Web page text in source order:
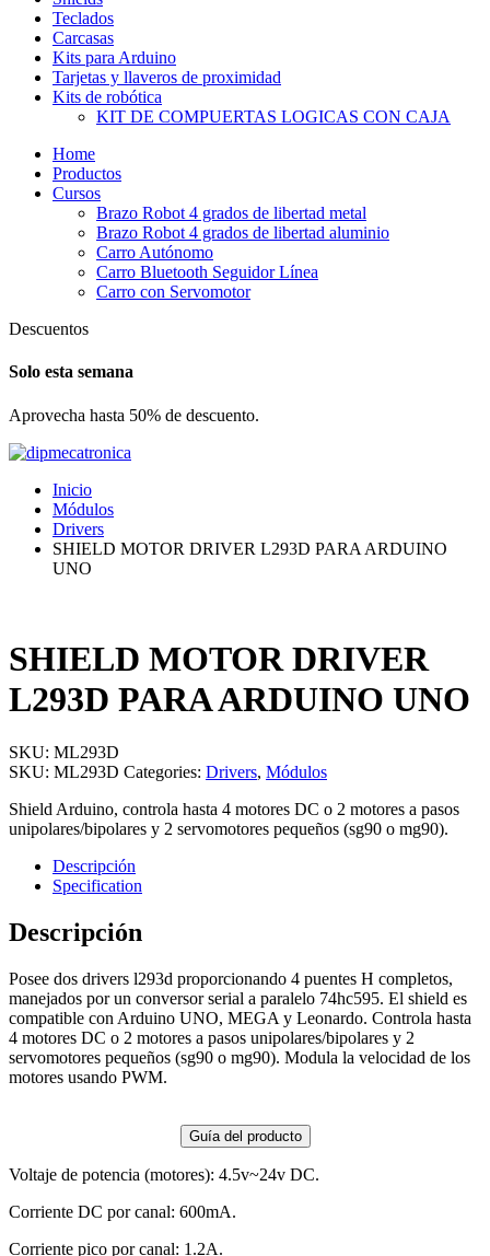
Teclados
Carcasas
Kits para Arduino
Tarjetas y llaveros de proximidad
Kits de robótica
KIT DE COMPUERTAS LOGICAS CON CAJA
Home
Productos
Cursos
Brazo Robot 4 grados de libertad metal
Brazo Robot 4 grados de libertad aluminio
Carro Autónomo
Carro Bluetooth Seguidor Línea
Carro con Servomotor
Descuentos
Solo esta semana
Aprovecha hasta 50% de descuento.
Inicio
Módulos
Drivers
SHIELD MOTOR DRIVER L293D PARA ARDUINO
UNO
SHIELD MOTOR DRIVER
L293D PARA ARDUINO UNO
SKU: ML293D
SKU: ML293D Categories: Drivers, Módulos
Shield Arduino, controla hasta 4 motores DC o 2 motores a pasos
unipolares/bipolares y 2 servomotores pequeños (sg90 o mg90).
Descripción
Specification
Descripción
Posee dos drivers l293d proporcionando 4 puentes H completos,
manejados por un conversor serial a paralelo 74hc595. El shield es
compatible con Arduino UNO, MEGA y Leonardo. Controla hasta
4 motores DC o 2 motores a pasos unipolares/bipolares y 2
servomotores pequeños (sg90 o mg90). Modula la velocidad de los
motores usando PWM.
Guía del producto
Voltaje de potencia (motores): 4.5v~24v DC.
Corriente DC por canal: 600mA.
Corriente pico por canal: 1.2A.